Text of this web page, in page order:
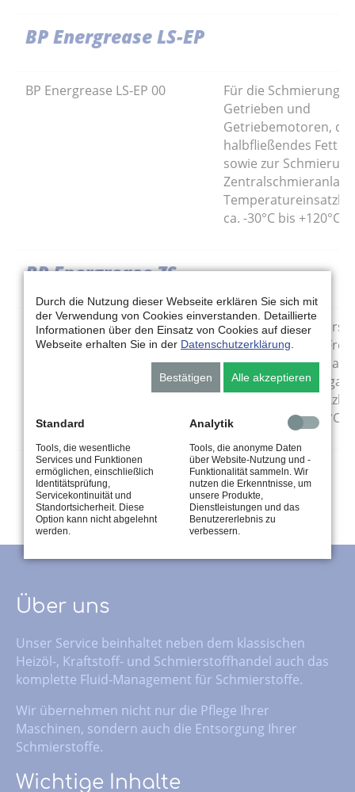
BP Energrease LS-EP
BP Energrease LS-EP 00
Für die Schmierung
Getrieben und
Getriebemotoren,
halbfließendes Fett
sowie zur
ca. -30°C bis +120°C.
BP Energrease ZS
BP Energrease ZS 00
Für
Lkw und Bussen.
von Vogel,
Schübler. MB-
ca. -40°C bis +120°C.
Über uns
Unser Service beinhaltet neben dem klassischen
Heizöl-, Kraftstoff- und Schmierstoffhandel auch das
komplette Fluid-Management für Schmierstoffe.
Wir übernehmen nicht nur die Pflege Ihrer
Maschinen, sondern auch die Entsorgung Ihrer
Schmierstoffe.
Wichtige Inhalte
Durch die Nutzung dieser Webseite erklären Sie sich mit
der Verwendung von Cookies einverstanden. Detaillierte
Informationen über den Einsatz von Cookies auf dieser
Webseite erhalten Sie in der Datenschutzerklärung
Bestätigen Alle akzeptieren
Standard
Tools, die wesentliche
Services und Funktionen
ermöglichen, einschließlich
Identitätsprüfung,
Servicekontinuität und
Standortsicherheit. Diese
Option kann nicht abgelehnt
werden.
Analytik
Tools, die anonyme Daten
über Website-Nutzung und -
Funktionalität sammeln. Wir
nutzen die Erkenntnisse, um
unsere Produkte,
Dienstleistungen und das
Benutzererlebnis zu
verbessern.